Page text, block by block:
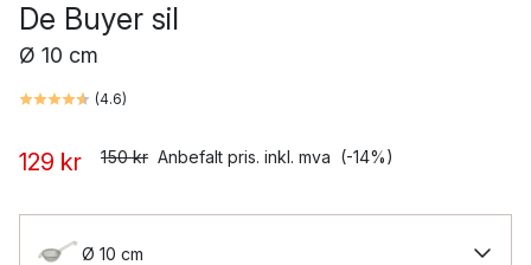
De Buyer sil
Ø 10 cm
(4.6)
129 kr 150 kr Anbefalt pris. inkl. mva (-14%)
Ø 10 cm